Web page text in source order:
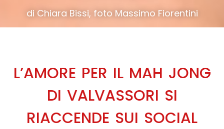
di Chiara Bissi, foto Massimo Fiorentini
L’AMORE PER IL MAH JONG
DI VALVASSORI SI
RIACCENDE SUI SOCIAL